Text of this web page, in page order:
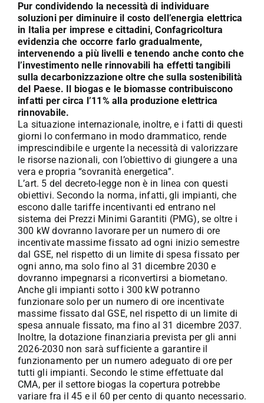
Pur condividendo la necessità di individuare
soluzioni per diminuire il costo dell’energia elettrica
in Italia per imprese e cittadini, Confagricoltura
evidenzia che occorre farlo gradualmente,
intervenendo a più livelli e tenendo anche conto che
l’investimento nelle rinnovabili ha effetti tangibili
sulla decarbonizzazione oltre che sulla sostenibilità
del Paese. Il biogas e le biomasse contribuiscono
infatti per circa l’11% alla produzione elettrica
rinnovabile.
La situazione internazionale, inoltre, e i fatti di questi
giorni lo confermano in modo drammatico, rende
imprescindibile e urgente la necessità di valorizzare
le risorse nazionali, con l’obiettivo di giungere a una
vera e propria “sovranità energetica”.
L’art. 5 del decreto-legge non è in linea con questi
obiettivi. Secondo la norma, infatti, gli impianti, che
escono dalle tariffe incentivanti ed entrano nel
sistema dei Prezzi Minimi Garantiti (PMG), se oltre i
300 kW dovranno lavorare per un numero di ore
incentivate massime fissato ad ogni inizio semestre
dal GSE, nel rispetto di un limite di spesa fissato per
ogni anno, ma solo fino al 31 dicembre 2030 e
dovranno impegnarsi a riconvertirsi a biometano.
Anche gli impianti sotto i 300 kW potranno
funzionare solo per un numero di ore incentivate
massime fissato dal GSE, nel rispetto di un limite di
spesa annuale fissato, ma fino al 31 dicembre 2037.
Inoltre, la dotazione finanziaria prevista per gli anni
2026-2030 non sarà sufficiente a garantire il
funzionamento per un numero adeguato di ore per
tutti gli impianti. Secondo le stime effettuate dal
CMA, per il settore biogas la copertura potrebbe
variare fra il 45 e il 60 per cento di quanto necessario.